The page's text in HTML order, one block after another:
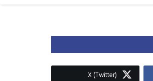
X (Twitter)